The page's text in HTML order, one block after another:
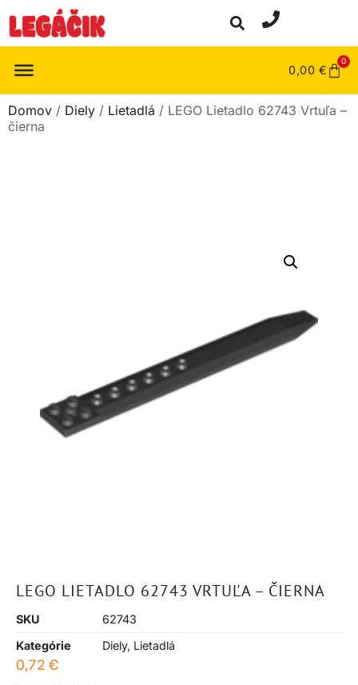
0,00 €
0
Domov / Diely / Lietadlá / LEGO Lietadlo 62743 Vrtuľa –
čierna
LEGO LIETADLO 62743 VRTUĽA – ČIERNA
SKU
62743
Kategórie
Diely, Lietadlá
0,72 €